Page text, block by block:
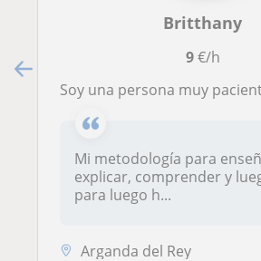
Britthany
9€/h
Soy una persona muy paciente con los niños y me encanta explicar
Mi metodología para
explicar, comprender y
para luego h...
Arganda del Rey